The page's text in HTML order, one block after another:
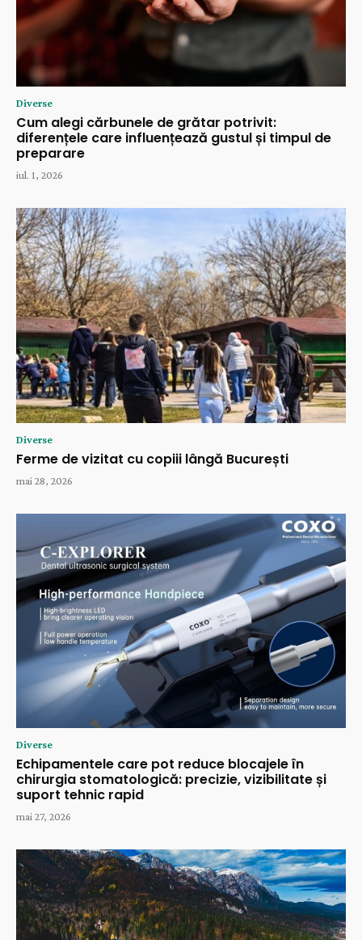
Diverse
Cum alegi cărbunele de grătar potrivit:
diferențele care influențează gustul și timpul de
preparare
iul. 1, 2026
Diverse
Ferme de vizitat cu copiii lângă București
mai 28, 2026
Diverse
Echipamentele care pot reduce blocajele în
chirurgia stomatologică: precizie, vizibilitate și
suport tehnic rapid
mai 27, 2026